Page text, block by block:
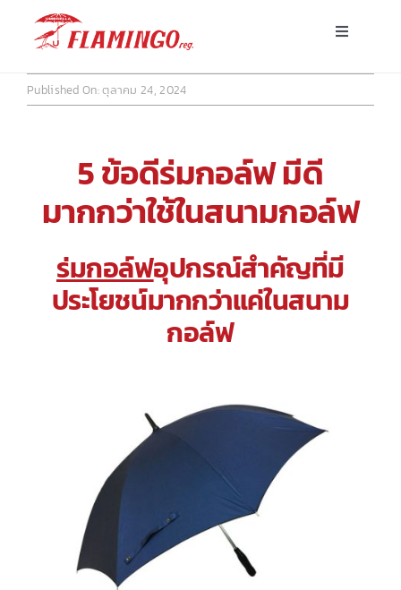
content
Toggle
หน้าแรก
ร่มอื่นๆ
Published On: ตุลาคม 24, 2024
5 ข้อดีร่มกอล์ฟ มีดี
มากกว่าใช้ในสนามกอล์ฟ
ร่มกอล์ฟอุปกรณ์สำคัญที่มี
ประโยชน์มากกว่าแค่ในสนาม
กอล์ฟ